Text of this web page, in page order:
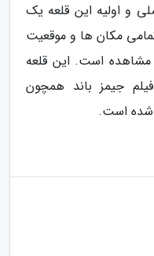
و اولیه این قلعه یک
مکان ها و موقعیت
است. این قلعه
جیمز باند همچون
شده است.